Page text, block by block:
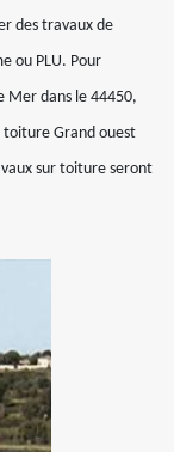
des travaux de
ou PLU. Pour
Mer dans le 44450,
toiture Grand ouest
sur toiture seront